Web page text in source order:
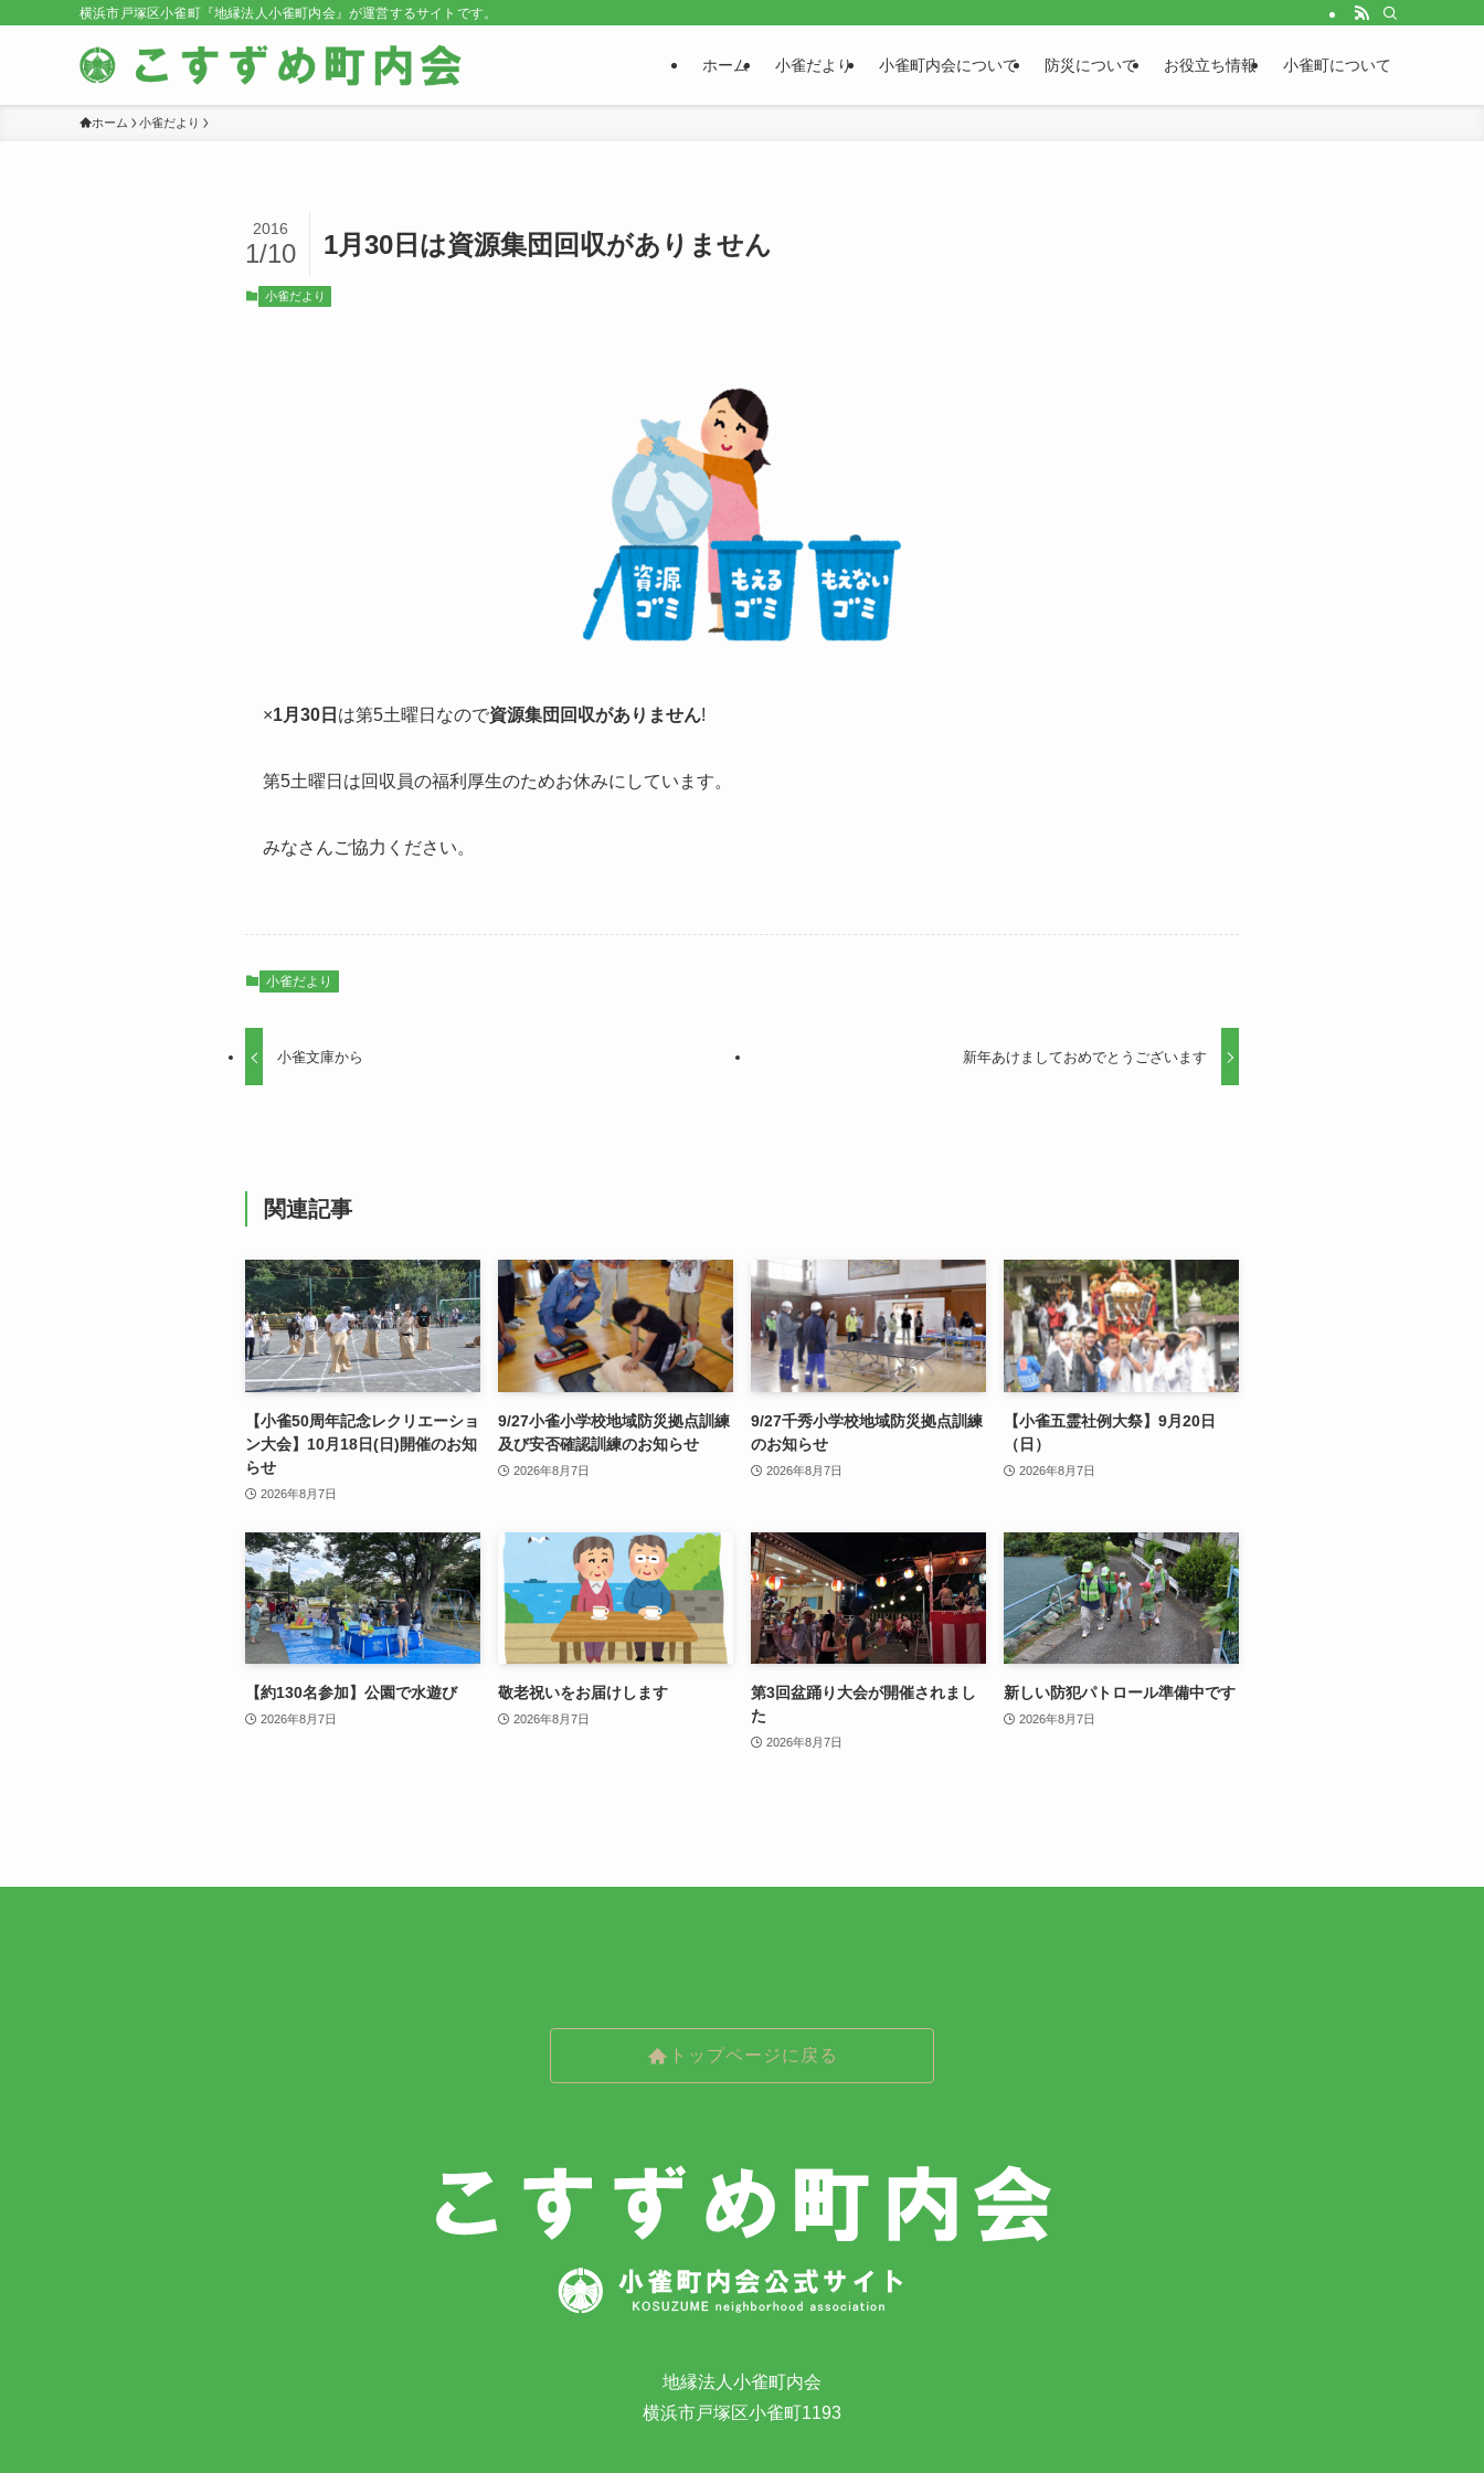
横浜市戸塚区小雀町『地縁法人小雀町内会』が運営するサイトです。
ホーム 小雀だより 小雀町内会について 防災について お役立ち情報 小雀町について
ホーム 小雀だより
1月30日は資源集団回収がありません
2016
1/10
小雀だより
×1月30日 は第5土曜日なので資源集団回収がありません!
第5土曜日は回収員の福利厚生のためお休みにしています。
みなさんご協力ください。
小雀だより
小雀文庫から 新年あけましておめでとうございます
関連記事
【小雀50周年記念レクリエーショ
ン大会】10月18日(日)開催のお知
らせ
2026年8月7日
9/27小雀小学校地域防災拠点訓練
及び安否確認訓練のお知らせ
2026年8月7日
9/27千秀小学校地域防災拠点訓練
のお知らせ
2026年8月7日
【小雀五霊社例大祭】9月20日
（日）
2026年8月7日
【約130名参加】公園で水遊び
2026年8月7日
敬老祝いをお届けします
2026年8月7日
第3回盆踊り大会が開催されまし
た
2026年8月7日
新しい防犯パトロール準備中です
2026年8月7日
トップページに戻る
地縁法人小雀町内会
横浜市戸塚区小雀町1193